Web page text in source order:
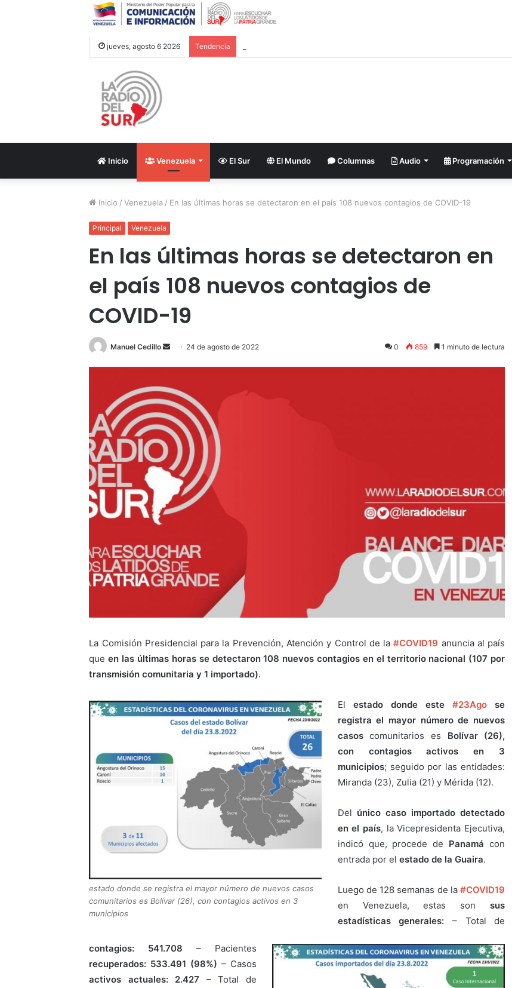
jueves, agosto 6 2026 Tendencia
Inicio Venezuela El Sur El Mundo Columnas Audio Programación
Inicio / Venezuela / En las últimas horas se detectaron en el país 108 nuevos contagios de COVID-19
Principal Venezuela
En las últimas horas se detectaron en
el país 108 nuevos contagios de
COVID-19
Manuel Cedillo
Send24 de agosto de 2022 0 859 1 minuto de lectura
La Comisión Presidencial para la Prevención, Atención y Control de la#COVID19 anuncia al país
queen las últimas horas se detectaron 108 nuevos contagios en el territorio nacional (107 por
transmisión comunitaria y 1 importado).
estado donde se registra el mayor número de nuevos casos
comunitarios es Bolívar (26), con contagios activos en 3
municipios
El estado donde este#23Ago se
registra el mayor número de nuevos
casoscomunitarios es Bolívar (26),
con contagios activos en 3
municipios; seguido por las entidades:
Miranda (23), Zulia (21) y Mérida (12).
Del único caso importado detectado
en el país, la Vicepresidenta Ejecutiva,
indicó que, procede de Panamá con
entrada por el estado de la Guaira.
Luego de 128 semanas de la#COVID19
en Venezuela, estas sonsus
estadísticas generales: – Total de
contagios: 541.708 – Pacientes
recuperados: 533.491 (98%) – Casos
activos actuales: 2.427 – Total de